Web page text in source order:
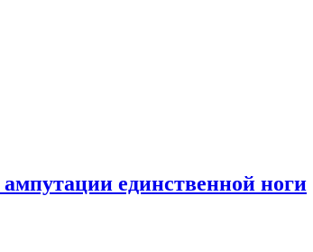
единственной ноги